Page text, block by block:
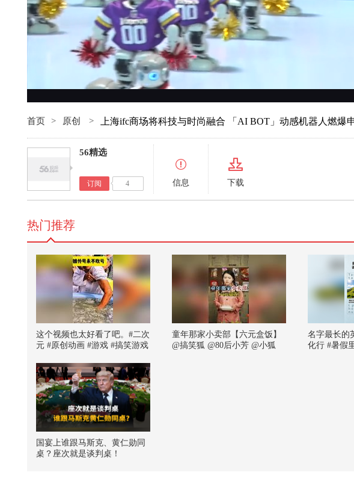
首页 > 原创 > 上海ifc商场将科技与时尚融合 「AI BOT」动感机器人燃爆
56精选
订阅 4 信息 下载
热门推荐
这个视频也太好看了吧。#二次
元 #原创动画 #游戏 #搞笑游戏
童年那家小卖部【六元盒饭】
@搞笑狐 @80后小芳 @小狐
名字最长的
化行 #暑假
国宴上谁跟马斯克、黄仁勋同
桌？座次就是谈判桌！